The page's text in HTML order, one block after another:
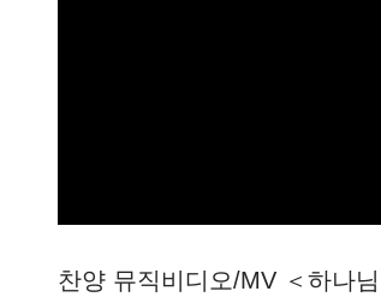
찬양 뮤직비디오/MV ＜하나